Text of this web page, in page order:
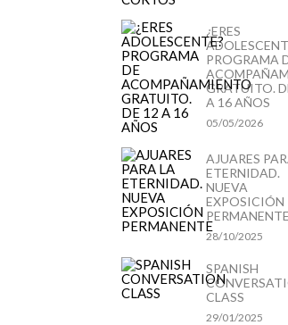
¿ERES
PROGRAMA
GRATUITO.
A 16 AÑOS
05/05/2026
AJUARES
ETERNIDAD.
NUEVA
EXPOSICIÓN
PERMANENTE
28/10/2025
SPANISH
CLASS
29/01/2025